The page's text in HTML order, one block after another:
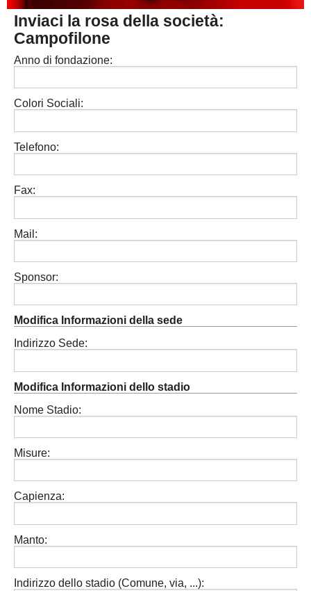
PESARO URBINO
PROMOZIONE
1^ CATEGORIA
3^ CATEGORIA
DIRETTA
Inviaci la rosa della società:
Campofilone
Anno di fondazione:
Colori Sociali:
Telefono:
Fax:
Mail:
Sponsor:
Modifica Informazioni della sede
Indirizzo Sede:
Modifica Informazioni dello stadio
Nome Stadio:
Misure:
Capienza:
Manto:
Indirizzo dello stadio (Comune, via, ...):